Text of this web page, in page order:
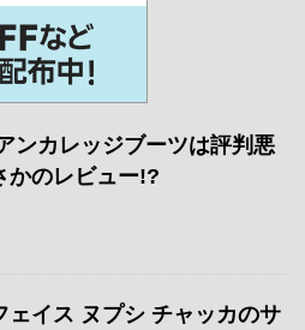
ンカレッジブーツは評判悪
かのレビュー!?
ェイス ヌプシ チャッカのサ